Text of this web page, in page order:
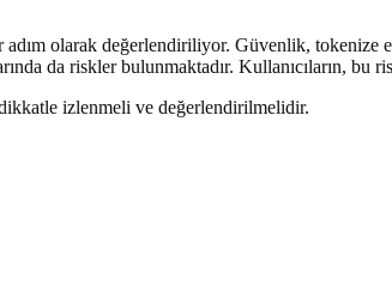
olarak değerlendiriliyor. Güvenlik,
da riskler bulunmaktadır. Kullanıcıların,
izlenmeli ve değerlendirilmelidir.